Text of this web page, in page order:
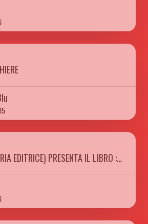
EDITRICE) PRESENTA IL LIBRO :…